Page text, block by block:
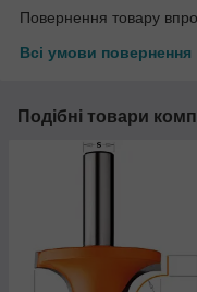
Повернення товару
Всі умови повернення
Подібні товари